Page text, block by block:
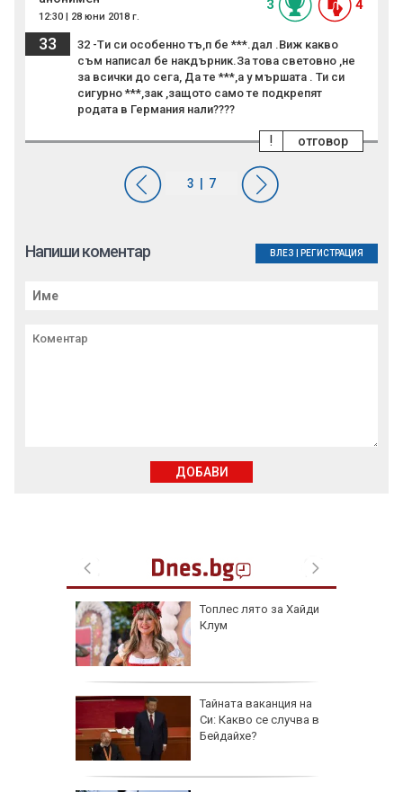
Топлес лято за Хайди
Клум
Тайната ваканция на
Си: Какво се случва в
Бейдайхе?
12:30 | 28 юни 2018 г.
3 4
33
32 -Tи си особенно тъ,п бе ***.дал .Виж какво
съм написал бе накдърник.За това световно ,не
за всички до сега, Да те ***,а у мършата . Ти си
сигурно ***,зак ,защото само те подкрепят
родата в Германия нали????
отговор
!
Напиши коментар ВЛЕЗ РЕГИСТРАЦИЯ
ДОБАВИ